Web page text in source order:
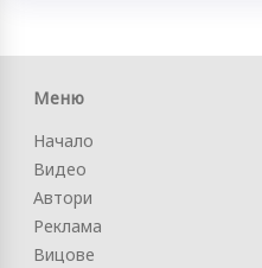
Меню
Начало
Видео
Автори
Реклама
Вицове